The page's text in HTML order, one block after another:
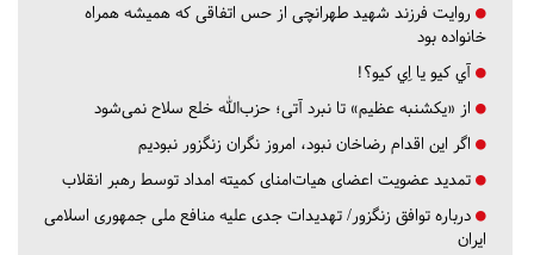
روایت فرزند شهید طهرانچی از حس اتفاقی که همیشه همراه
خانواده بود
آي كيو يا اِي كيو؟!
از «یکشنبه عظیم» تا نبرد آتی؛ حزب‌الله خلع سلاح نمی‌شود
اگر این اقدام رضاخان نبود، امروز نگران زنگزور نبودیم
تمدید عضویت اعضای هیات‌امنای کمیته امداد توسط رهبر انقلاب
درباره توافق زنگزور/ تهدیدات جدی علیه منافع ملی جمهوری اسلامی
ایران